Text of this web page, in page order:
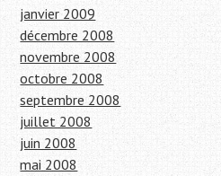
janvier 2009
décembre 2008
novembre 2008
octobre 2008
septembre 2008
juillet 2008
juin 2008
mai 2008